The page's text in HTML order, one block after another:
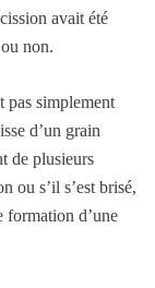
avait été
non.
pas simplement
d’un grain
de plusieurs
ou s’il s’est brisé,
formation d’une